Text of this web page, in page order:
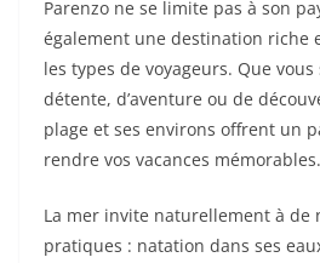
Parenzo ne se limite pas à son
également une destination riche
les types de voyageurs. Que
détente, d’aventure ou de
plage et ses environs offrent un
rendre vos vacances mémorables.
La mer invite naturellement à de
pratiques : natation dans ses